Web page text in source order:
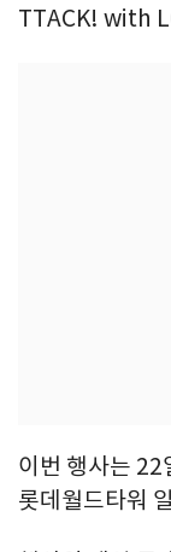
TTACK! with
이번 행사는 22
롯데월드타워